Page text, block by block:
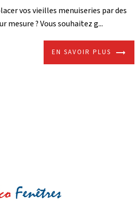
vos vieilles menuiseries par des
mesure ? Vous souhaitez g...
EN SAVOIR PLUS